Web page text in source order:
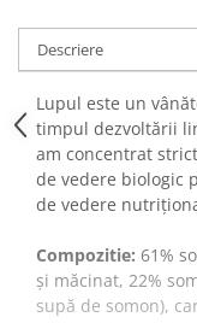
Descriere
Lupul este un
timpul dezvoltării
am concentrat
de vedere biologic
de vedere
Compozitie: 61%
și măcinat, 22%
supă de somon),